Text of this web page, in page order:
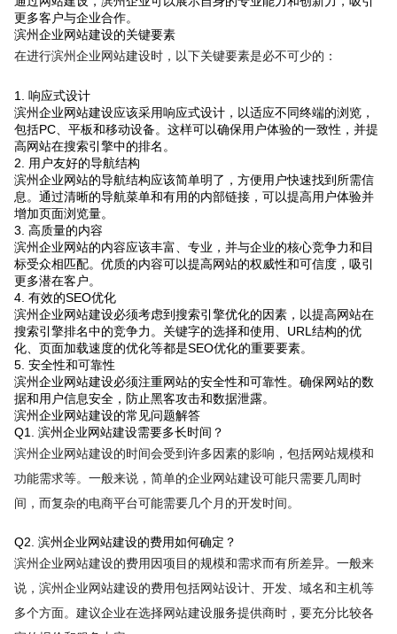
更多客户与企业合作。
滨州企业网站建设的关键要素
在进行滨州企业网站建设时，以下关键要素是必不可少的：
1. 响应式设计
滨州企业网站建设应该采用响应式设计，以适应不同终端的浏览，
包括PC、平板和移动设备。这样可以确保用户体验的一致性，并提
高网站在搜索引擎中的排名。
2. 用户友好的导航结构
滨州企业网站的导航结构应该简单明了，方便用户快速找到所需信
息。通过清晰的导航菜单和有用的内部链接，可以提高用户体验并
增加页面浏览量。
3. 高质量的内容
滨州企业网站的内容应该丰富、专业，并与企业的核心竞争力和目
标受众相匹配。优质的内容可以提高网站的权威性和可信度，吸引
更多潜在客户。
4. 有效的SEO优化
滨州企业网站建设必须考虑到搜索引擎优化的因素，以提高网站在
搜索引擎排名中的竞争力。关键字的选择和使用、URL结构的优
化、页面加载速度的优化等都是SEO优化的重要要素。
5. 安全性和可靠性
滨州企业网站建设必须注重网站的安全性和可靠性。确保网站的数
据和用户信息安全，防止黑客攻击和数据泄露。
滨州企业网站建设的常见问题解答
Q1. 滨州企业网站建设需要多长时间？
滨州企业网站建设的时间会受到许多因素的影响，包括网站规模和
功能需求等。一般来说，简单的企业网站建设可能只需要几周时
间，而复杂的电商平台可能需要几个月的开发时间。
Q2. 滨州企业网站建设的费用如何确定？
滨州企业网站建设的费用因项目的规模和需求而有所差异。一般来
说，滨州企业网站建设的费用包括网站设计、开发、域名和主机等
多个方面。建议企业在选择网站建设服务提供商时，要充分比较各